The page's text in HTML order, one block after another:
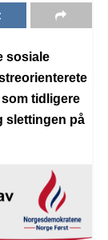
sosiale
som tidligere
slettingen på